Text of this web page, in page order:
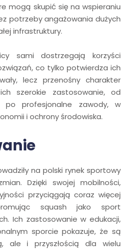
mogą skupić się na wspieraniu
potrzeby angażowania dużych
infrastruktury.
sami dostrzegają korzyści
co tylko potwierdza ich
lecz przenośny charakter
szerokie zastosowanie, od
po profesjonalne zawody, w
i ochrony środowiska.
na polski rynek sportowy
Dzięki swojej mobilności,
przyciągają coraz więcej
squash jako sport
Ich zastosowanie w edukacji,
sporcie pokazuje, że są
ale i przyszłością dla wielu